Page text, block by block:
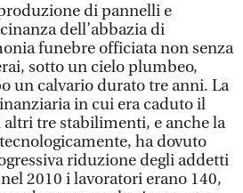
di pannelli e
dell’abbazia di
funebre officiata non senza
sotto un cielo plumbeo,
un calvario durato tre anni. La
in cui era caduto il
tre stabilimenti, e anche la
ha dovuto
riduzione degli addetti
2010 i lavoratori erano 140,